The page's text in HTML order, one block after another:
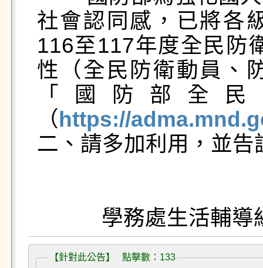
社會認同感，已將各
116至117年度全民防
性（全民防衛動員、
「國防部全
（ https://
二、請多加利用，並告
【針對此公告】 點擊數：133